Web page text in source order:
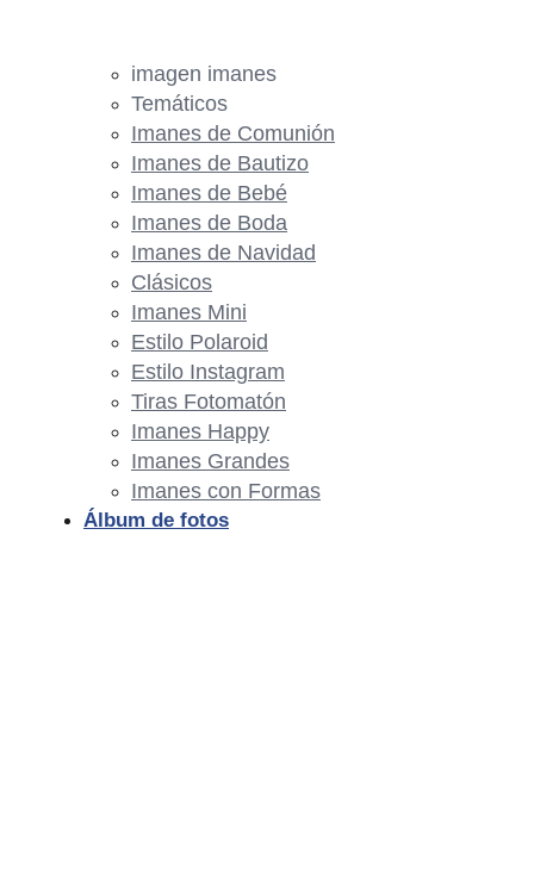
imagen imanes
Temáticos
Imanes de Comunión
Imanes de Bautizo
Imanes de Bebé
Imanes de Boda
Imanes de Navidad
Clásicos
Imanes Mini
Estilo Polaroid
Estilo Instagram
Tiras Fotomatón
Imanes Happy
Imanes Grandes
Imanes con Formas
Álbum de fotos